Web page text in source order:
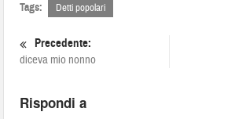
Tags: Detti popolari
Precedente:
diceva mio nonno
Rispondi a